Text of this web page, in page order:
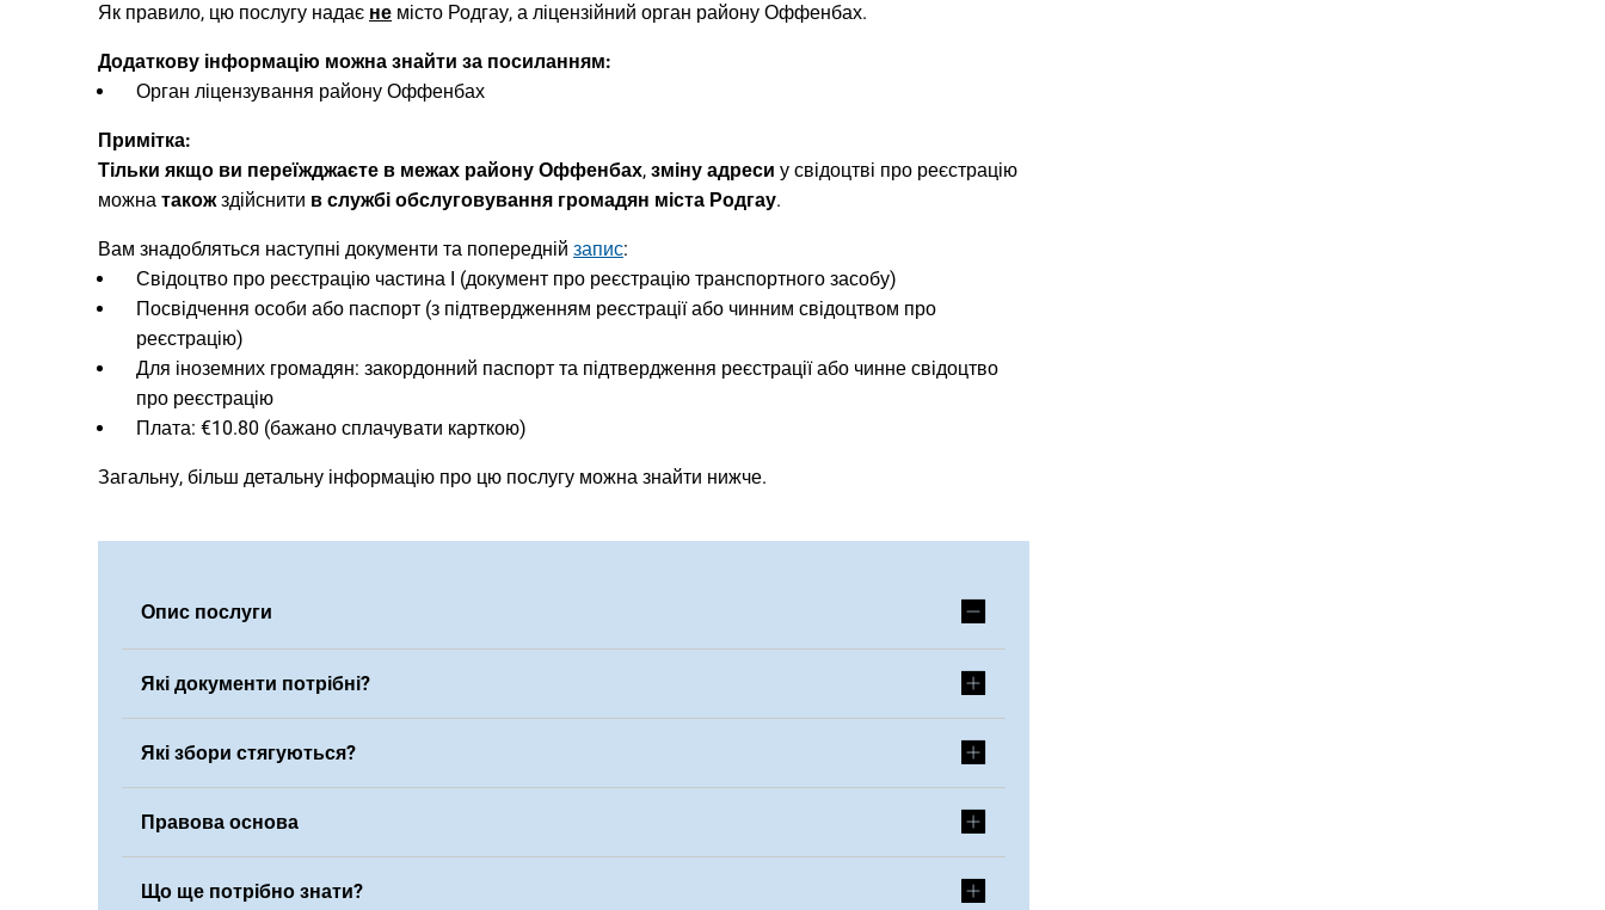
Як правило, цю послугу надає не місто Родгау, а ліцензійний орган району Оффенбах.
Додаткову інформацію можна знайти за посиланням:
Орган ліцензування району Оффенбах
Примітка:
Тільки якщо ви переїжджаєте в межах району Оффенбах, зміну адреси у свідоцтві про реєстрацію
можна такожздійснити в службі обслуговування громадян міста Родгау.
Вам знадобляться наступні документи та попередній запис:
Свідоцтво про реєстрацію частина I (документ про реєстрацію транспортного засобу)
Посвідчення особи або паспорт (з підтвердженням реєстрації або чинним свідоцтвом про
реєстрацію)
Для іноземних громадян: закордонний паспорт та підтвердження реєстрації або чинне свідоцтво
про реєстрацію
Плата: €10.80 (бажано сплачувати карткою)
Загальну, більш детальну інформацію про цю послугу можна знайти нижче.
Опис послуги
Які документи потрібні?
Які збори стягуються?
Правова основа
Що ще потрібно знати?